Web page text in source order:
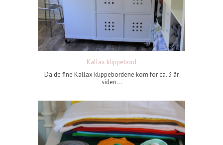
Kallax klippebord
Da de fine Kallax klippebordene kom for ca. 3 år
siden...